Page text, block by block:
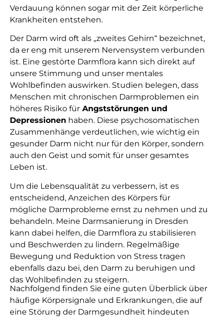
Verdauung können sogar mit der Zeit körperliche
Krankheiten entstehen.
Der Darm wird oft als „zweites Gehirn“ bezeichnet,
da er eng mit unserem Nervensystem verbunden
ist. Eine gestörte Darmflora kann sich direkt auf
unsere Stimmung und unser mentales
Wohlbefinden auswirken. Studien belegen, dass
Menschen mit chronischen Darmproblemen ein
höheres Risiko für Angststörungen und
Depressionen haben. Diese psychosomatischen
Zusammenhänge verdeutlichen, wie wichtig ein
gesunder Darm nicht nur für den Körper, sondern
auch den Geist und somit für unser gesamtes
Leben ist.
Um die Lebensqualität zu verbessern, ist es
entscheidend, Anzeichen des Körpers für
mögliche Darmprobleme ernst zu nehmen und zu
behandeln. Meine Darmsanierung in Dresden
kann dabei helfen, die Darmflora zu stabilisieren
und Beschwerden zu lindern. Regelmäßige
Bewegung und Reduktion von Stress tragen
ebenfalls dazu bei, den Darm zu beruhigen und
das Wohlbefinden zu steigern.
Nachfolgend finden Sie eine guten Überblick über
häufige Körpersignale und Erkrankungen, die auf
eine Störung der Darmgesundheit hindeuten